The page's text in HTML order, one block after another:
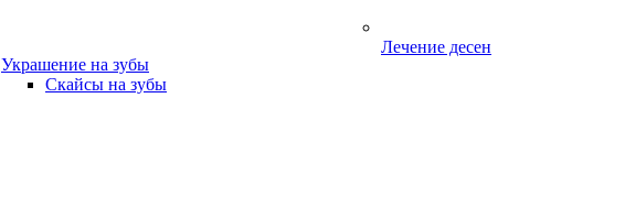
Украшение на зубы
Скайсы на зубы
Лечение десен